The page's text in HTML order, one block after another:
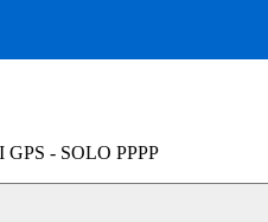
- SOLO PPPP